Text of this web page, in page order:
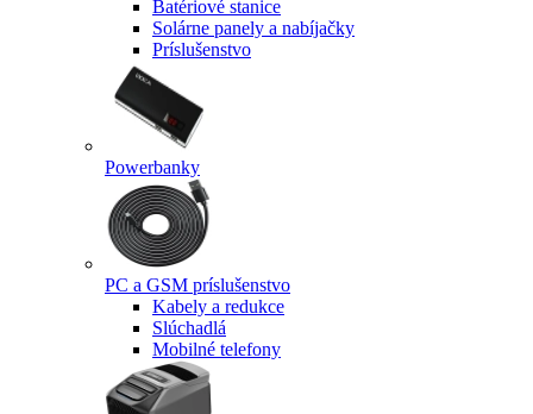
Batériové stanice
Solárne panely a nabíjačky
Príslušenstvo
Powerbanky
PC a GSM príslušenstvo
Kabely a redukce
Slúchadlá
Mobilné telefony